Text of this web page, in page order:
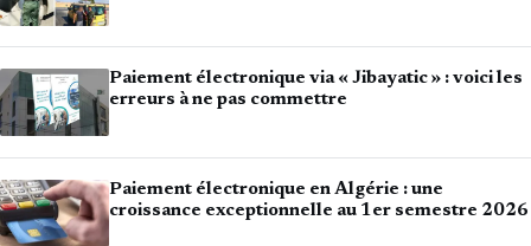
Paiement électronique via « Jibayatic » : voici les
erreurs à ne pas commettre
Paiement électronique en Algérie : une
croissance exceptionnelle au 1er semestre 2026